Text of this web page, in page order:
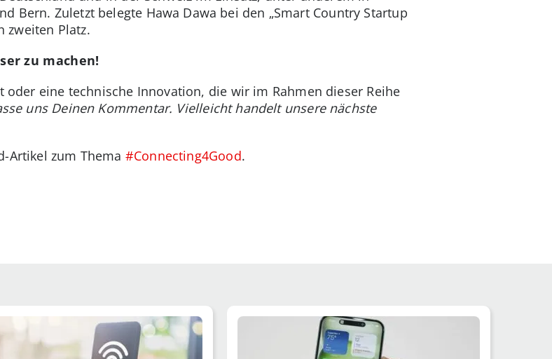
Bern. Zuletzt belegte Hawa Dawa bei den „Smart Country Startup
zweiten Platz.
zu machen!
oder eine technische Innovation, die wir im Rahmen dieser Reihe
uns Deinen Kommentar. Vielleicht handelt unsere nächste
Artikel zum Thema #Connecting4Good.